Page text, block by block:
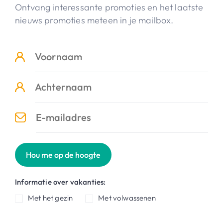
Ontvang interessante promoties en het laatste
nieuws promoties meteen in je mailbox.
Hou me op de hoogte
Informatie over vakanties:
Met het gezin
Met volwassenen